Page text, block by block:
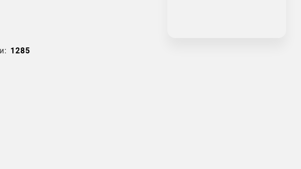
1285